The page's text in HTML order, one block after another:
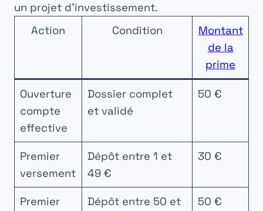
un projet d’investissement.
Action
Condition
Montant
de la
prime
Ouverture
compte
effective
Dossier complet
et validé
50 €
Premier
versement
Dépôt entre 1 et
49 €
30 €
Premier
Dépôt entre 50 et
50 €